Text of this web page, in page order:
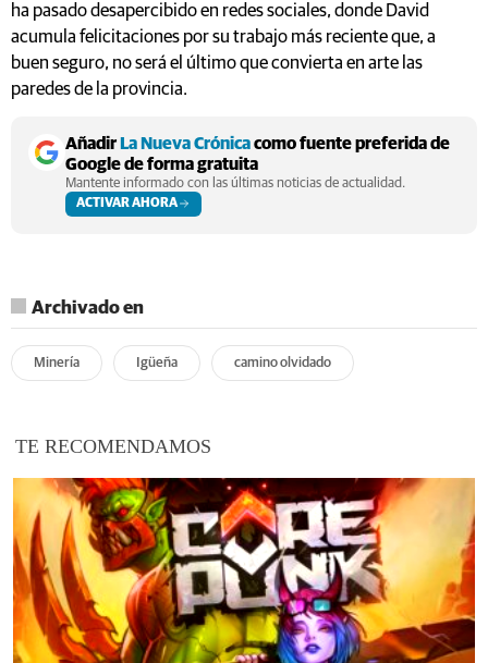
ha pasado desapercibido en redes sociales, donde David
acumula felicitaciones por su trabajo más reciente que, a
buen seguro, no será el último que convierta en arte las
paredes de la provincia.
AñadirLa Nueva Crónicacomo fuente preferida de
Google de forma gratuita
Mantente informado con las últimas noticias de actualidad.
ACTIVAR AHORA
Archivado en
Minería Igüeña camino olvidado
TE RECOMENDAMOS